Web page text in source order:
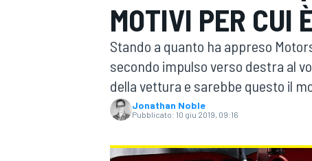
MOTOGP WEC
MOTIVI PER CUI
Stando a quanto ha appreso
secondo impulso verso destra al
della vettura e sarebbe questo il
Jonathan Noble
Pubblicato: 10 giu 2019, 09:16